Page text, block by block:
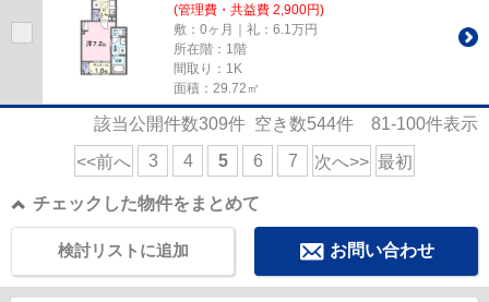
(管理費・共益費 2,900円)
敷：0ヶ月｜礼：6.1万円
所在階：1階
間取り：1K
面積：29.72㎡
該当公開件数309件 空き数544件 81-100件表示
<<前へ 3 4 5 6 7 次へ>> 最初
チェックした物件をまとめて
お問い合わせ
検討リストに追加